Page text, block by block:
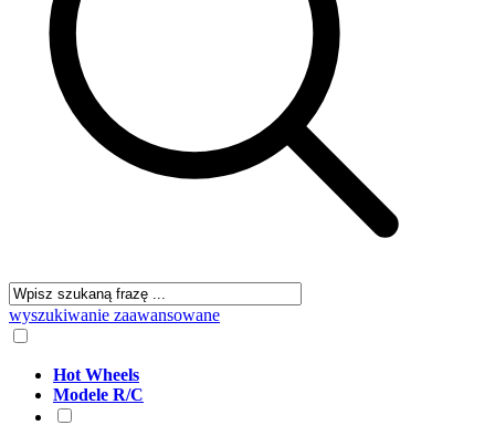
wyszukiwanie zaawansowane
Hot Wheels
Modele R/C